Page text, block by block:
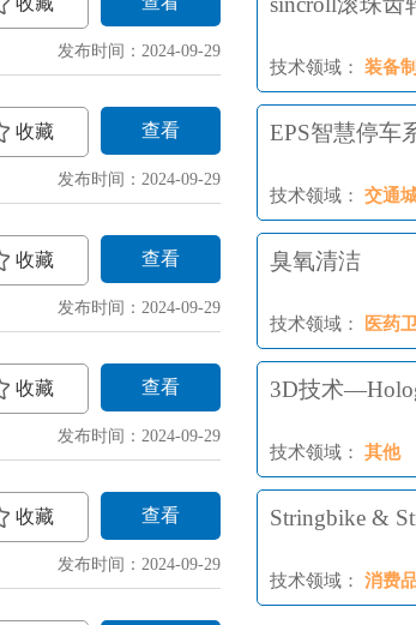
发布时间：2024-09-29
收藏 查看
发布时间：2024-09-29
收藏 查看
发布时间：2024-09-29
收藏 查看
发布时间：2024-09-29
收藏 查看
发布时间：2024-09-29
技术领域： 装备
EPS智慧停车
技术领域： 交通
臭氧清洁
技术领域： 医药
3D技术
技术领域： 其他
Stringbike &
技术领域： 消费